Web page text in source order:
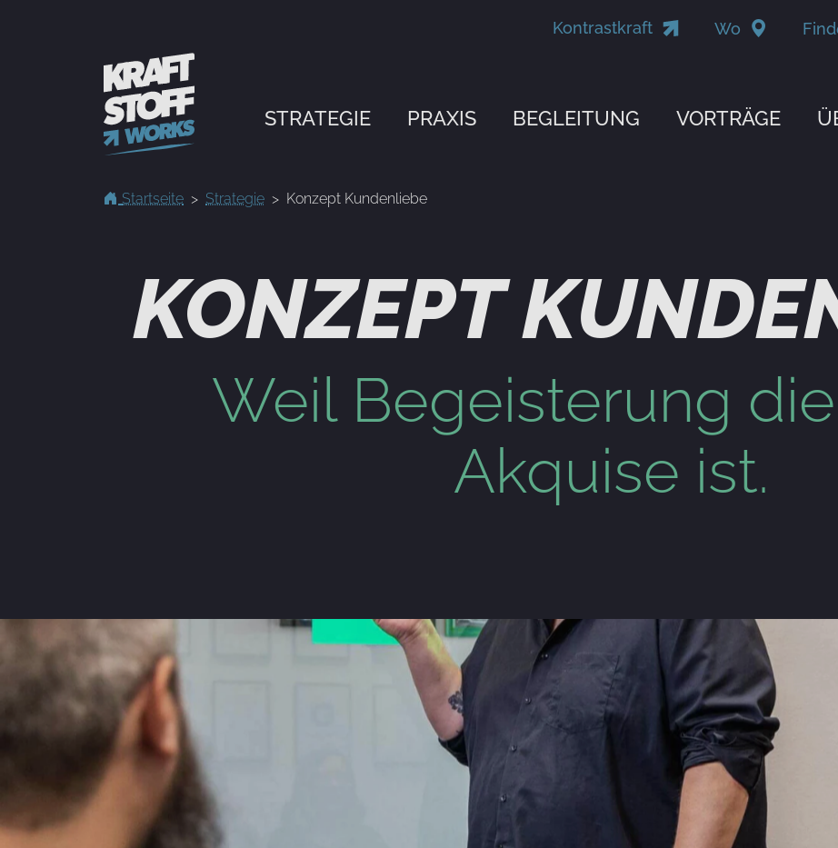
Kontrastkraft Wo
STRATEGIE PRAXIS BEGLEITUNG VORTRÄGE
Startseite Strategie Konzept Kundenliebe
KONZEPT
Weil Begeisterung
Akquise ist.